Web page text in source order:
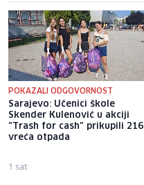
POKAZALI ODGOVORNOST
Sarajevo: Učenici škole
Skender Kulenović u akciji
"Trash for cash" prikupili 216
vreća otpada
1 sat